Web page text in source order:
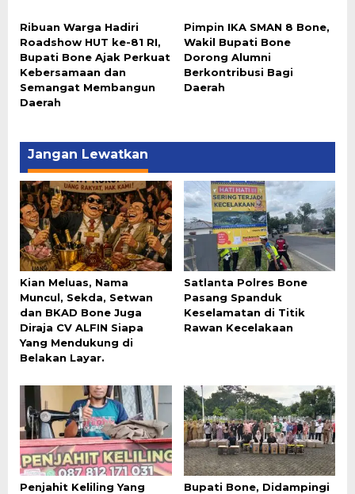
Ribuan Warga Hadiri
Roadshow HUT ke-81 RI,
Bupati Bone Ajak Perkuat
Kebersamaan dan
Semangat Membangun
Daerah
Pimpin IKA SMAN 8 Bone,
Wakil Bupati Bone
Dorong Alumni
Berkontribusi Bagi
Daerah
Jangan Lewatkan
Kian Meluas, Nama
Muncul, Sekda, Setwan
dan BKAD Bone Juga
Diraja CV ALFIN Siapa
Yang Mendukung di
Belakan Layar.
Satlanta Polres Bone
Pasang Spanduk
Keselamatan di Titik
Rawan Kecelakaan
Penjahit Keliling Yang
Bupati Bone, Didampingi